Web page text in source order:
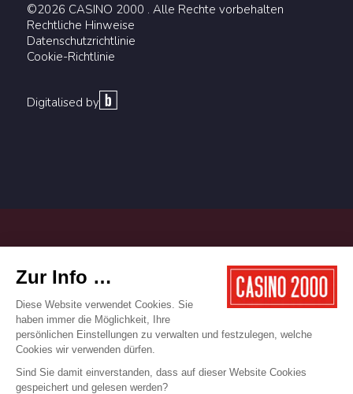
©2026 CASINO 2000 . Alle Rechte vorbehalten
Rechtliche Hinweise
Datenschutzrichtlinie
Cookie-Richtlinie
Digitalised by